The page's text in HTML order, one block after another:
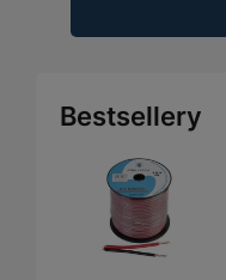
Bestsellery